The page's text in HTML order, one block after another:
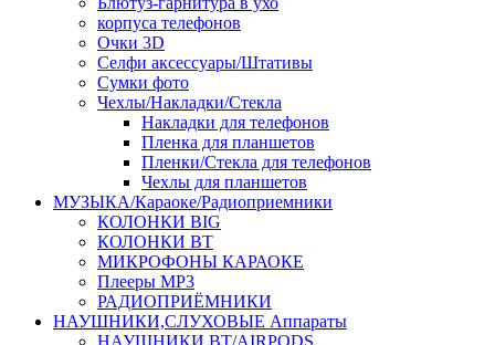
корпуса телефонов
Очки 3D
Селфи аксессуары/Штативы
Сумки фото
Чехлы/Накладки/Стекла
Накладки для телефонов
Пленка для планшетов
Пленки/Стекла для телефонов
Чехлы для планшетов
МУЗЫКА/Караоке/Радиоприемники
КОЛОНКИ BIG
КОЛОНКИ BT
МИКРОФОНЫ КАРАОКЕ
Плееры MP3
РАДИОПРИЁМНИКИ
НАУШНИКИ,СЛУХОВЫЕ Аппараты
НАУШНИКИ BT/AIRPODS